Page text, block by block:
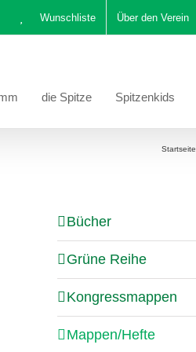
Wunschliste Über den Verein
die Spitze Spitzenkids
Startseite
Bücher
Grüne Reihe
Kongressmappen
Mappen/Hefte